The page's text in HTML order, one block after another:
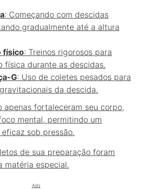
: Começando com descidas
gradualmente até a altura
físico: Treinos rigorosos para
física durante as descidas.
G: Uso de coletes pesados para
da descida.
apenas fortaleceram seu corpo,
mental, permitindo um
sob pressão.
de sua preparação foram
matéria especial.
Ads